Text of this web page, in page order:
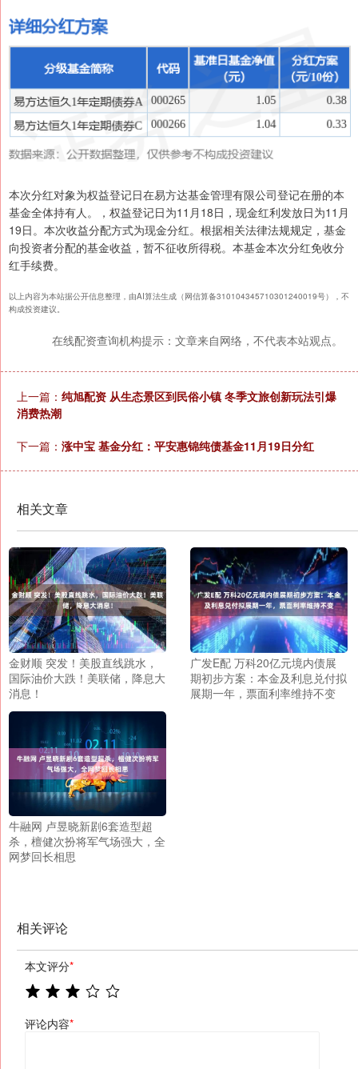
本次分红对象为权益登记日在易方达基金管理有限公司登记在册的本
基金全体持有人。，权益登记日为11月18日，现金红利发放日为11月
19日。本次收益分配方式为现金分红。根据相关法律法规规定，基金
向投资者分配的基金收益，暂不征收所得税。本基金本次分红免收分
红手续费。
以上内容为本站据公开信息整理，由AI算法生成（网信算备310104345710301240019号），不
构成投资建议。
在线配资查询机构提示：文章来自网络，不代表本站观点。
上一篇： 纯旭配资 从生态景区到民俗小镇 冬季文旅创新玩法引爆
消费热潮
下一篇： 涨中宝 基金分红：平安惠锦纯债基金11月19日分红
相关文章
金财顺 突发！美股直线跳水，
国际油价大跌！美联储，降息大
消息！
广发E配 万科20亿元境内债展
期初步方案：本金及利息兑付拟
展期一年，票面利率维持不变
牛融网 卢昱晓新剧6套造型超
杀，檀健次扮将军气场强大，全
网梦回长相思
相关评论
本文评分*
评论内容*